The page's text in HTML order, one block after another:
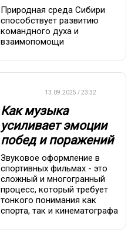
Природная среда Сибири
способствует развитию
командного духа и
взаимопомощи
13.09.2025 / 23:32
Как музыка
усиливает эмоции
побед и поражений
Звуковое оформление в
спортивных фильмах - это
сложный и многогранный
процесс, который требует
тонкого понимания как
спорта, так и кинематографа